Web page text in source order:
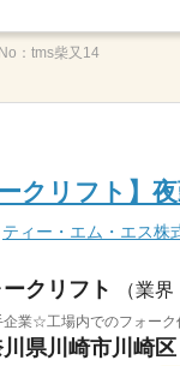
： tms柴又14
ークリフト】
ティー・エム・エス株
クリフト （業
企業☆工場内でのフォー
県川崎市川崎区